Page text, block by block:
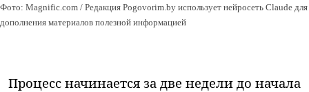
Фото: Magnific.com / Редакция Pogovorim.by использует нейросеть Claude для
дополнения материалов полезной информацией
Процесс начинается за две недели до начала